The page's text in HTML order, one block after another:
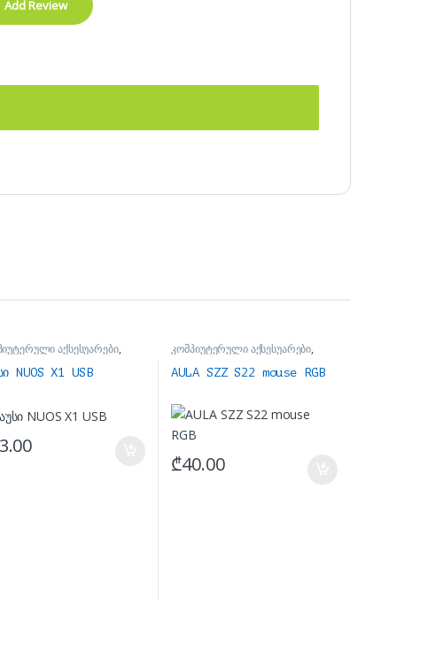
აქსესუარები,
NUOS X1 USB
კომპიუტერული აქსესუარები,
მაუსები
AULA SZZ S22 mouse RGB
₾40.00